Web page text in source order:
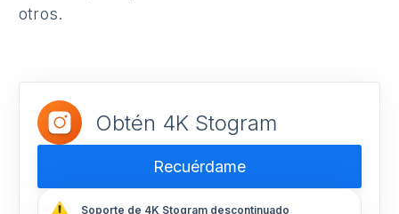
otros.
Obtén 4K Stogram
Recuérdame
Soporte de 4K Stogram descontinuado